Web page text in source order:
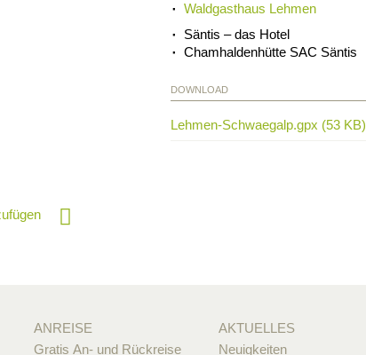
Waldgasthaus Lehmen
Säntis – das Hotel
Chamhaldenhütte SAC Säntis
DOWNLOAD
Lehmen-Schwaegalp.gpx (53 KB)
ANREISE
Gratis An- und Rückreise
AKTUELLES
Neuigkeiten